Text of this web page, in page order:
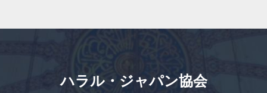
ハラル・ジャパン協会